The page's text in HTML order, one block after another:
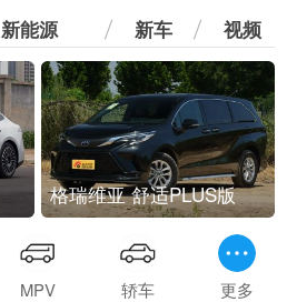
新能源 新车 视频
格瑞维亚 舒适PLUS版
MPV 轿车 更多